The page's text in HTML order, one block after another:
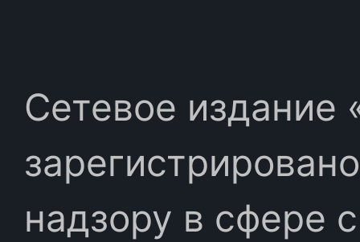
Сетевое издание
надзору в сфере